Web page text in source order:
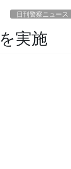
日刊警察ニュース
実施